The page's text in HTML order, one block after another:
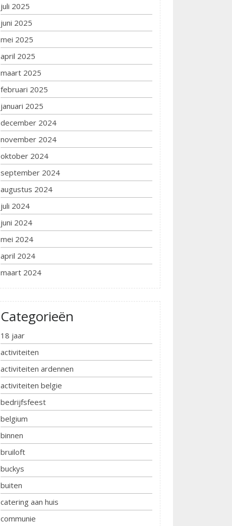
juli 2025
juni 2025
mei 2025
april 2025
maart 2025
februari 2025
januari 2025
december 2024
november 2024
oktober 2024
september 2024
augustus 2024
juli 2024
juni 2024
mei 2024
april 2024
maart 2024
Categorieën
18 jaar
activiteiten
activiteiten ardennen
activiteiten belgie
bedrijfsfeest
belgium
binnen
bruiloft
buckys
buiten
catering aan huis
communie